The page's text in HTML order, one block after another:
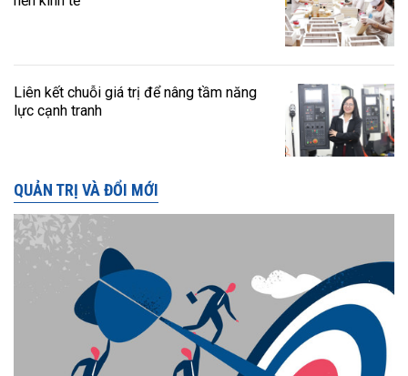
Liên kết chuỗi giá trị để nâng tầm năng
lực cạnh tranh
QUẢN TRỊ VÀ ĐỔI MỚI